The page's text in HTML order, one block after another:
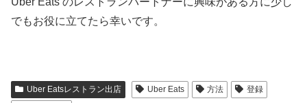
でもお役に立てたら幸いです。
Uber Eatsレストラン出店 Uber Eats 方法
登録